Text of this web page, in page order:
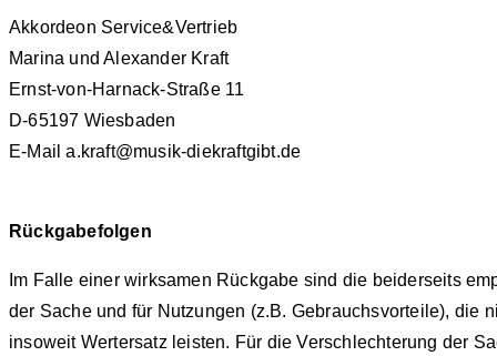
Akkordeon Service&Vertrieb
Marina und Alexander Kraft
Ernst-von-Harnack-Straße 11
D-65197 Wiesbaden
E-Mail a.kraft@musik-diekraftgibt.de
Rückgabefolgen
Im Falle einer wirksamen Rückgabe sind die beiderseits
der Sache und für Nutzungen (z.B. Gebrauchsvorteile), die
insoweit Wertersatz leisten. Für die Verschlechterung der